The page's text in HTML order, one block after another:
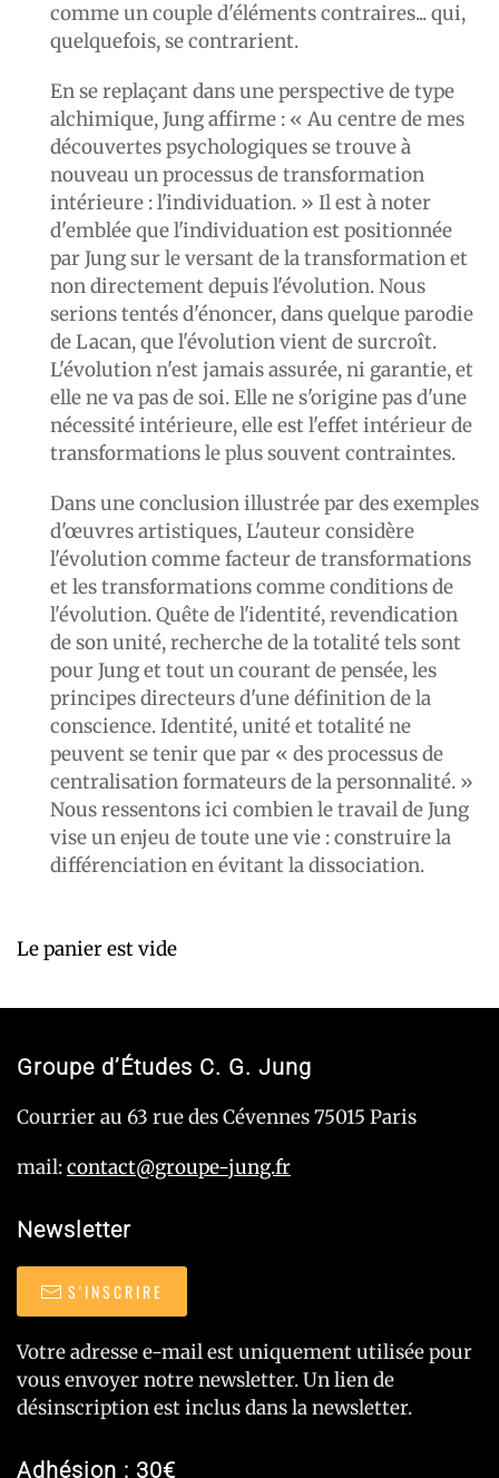
comme un couple d'éléments contraires... qui,
quelquefois, se contrarient.
En se replaçant dans une perspective de type
alchimique, Jung affirme : « Au centre de mes
découvertes psychologiques se trouve à
nouveau un processus de transformation
intérieure : l'individuation. » Il est à noter
d'emblée que l'individuation est positionnée
par Jung sur le versant de la transformation et
non directement depuis l'évolution. Nous
serions tentés d'énoncer, dans quelque parodie
de Lacan, que l'évolution vient de surcroît.
L'évolution n'est jamais assurée, ni garantie, et
elle ne va pas de soi. Elle ne s'origine pas d'une
nécessité intérieure, elle est l'effet intérieur de
transformations le plus souvent contraintes.
Dans une conclusion illustrée par des exemples
d'œuvres artistiques, L'auteur considère
l'évolution comme facteur de transformations
et les transformations comme conditions de
l'évolution. Quête de l'identité, revendication
de son unité, recherche de la totalité tels sont
pour Jung et tout un courant de pensée, les
principes directeurs d'une définition de la
conscience. Identité, unité et totalité ne
peuvent se tenir que par « des processus de
centralisation formateurs de la personnalité. »
Nous ressentons ici combien le travail de Jung
vise un enjeu de toute une vie : construire la
différenciation en évitant la dissociation.
Le panier est vide
Groupe d’Études C. G. Jung
Courrier au 63 rue des Cévennes 75015 Paris
mail:contact@groupe-jung.fr
Newsletter
S'INSCRIRE
Votre adresse e-mail est uniquement utilisée pour
vous envoyer notre newsletter. Un lien de
désinscription est inclus dans la newsletter.
Adhésion : 30€